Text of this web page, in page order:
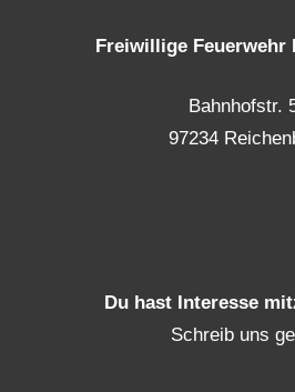
Freiwillige Feuerwehr
Bahnhofstr.
97234
Du hast Interesse
Schreib uns